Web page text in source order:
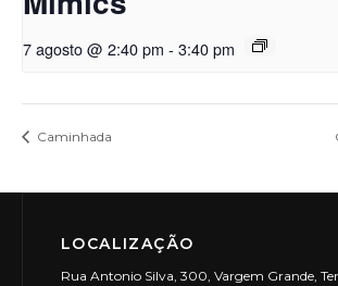
7 agosto @ 2:40 pm - 3:40 pm
Caminhada
LOCALIZAÇÃO
Rua Antonio Silva, 300, Vargem Grande,